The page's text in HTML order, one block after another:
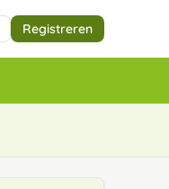
Registreren